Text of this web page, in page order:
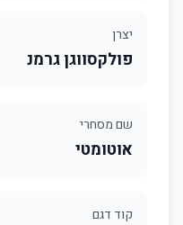
יצרן
פולקסווגן גרמנ
שם מסחרי
אוטומטי
קוד דגם